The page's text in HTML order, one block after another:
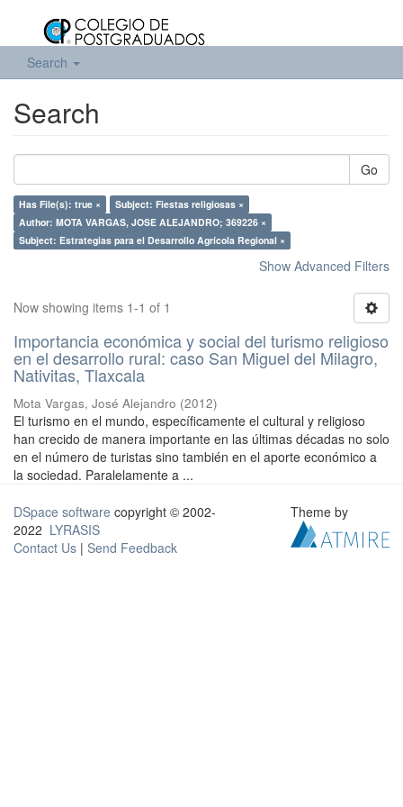
Search
Search
Go
Has File(s): true ×
Subject: Fiestas religiosas ×
Author: MOTA VARGAS, JOSE ALEJANDRO; 369226 ×
Subject: Estrategias para el Desarrollo Agrícola Regional ×
Show Advanced Filters
Now showing items 1-1 of 1
Importancia económica y social del turismo religioso
en el desarrollo rural: caso San Miguel del Milagro,
Nativitas, Tlaxcala
Mota Vargas, José Alejandro (2012)
El turismo en el mundo, específicamente el cultural y religioso
han crecido de manera importante en las últimas décadas no solo
en el número de turistas sino también en el aporte económico a
la sociedad. Paralelamente a ...
DSpace software copyright © 2002-
2022 LYRASIS
Contact Us | Send Feedback
Theme by